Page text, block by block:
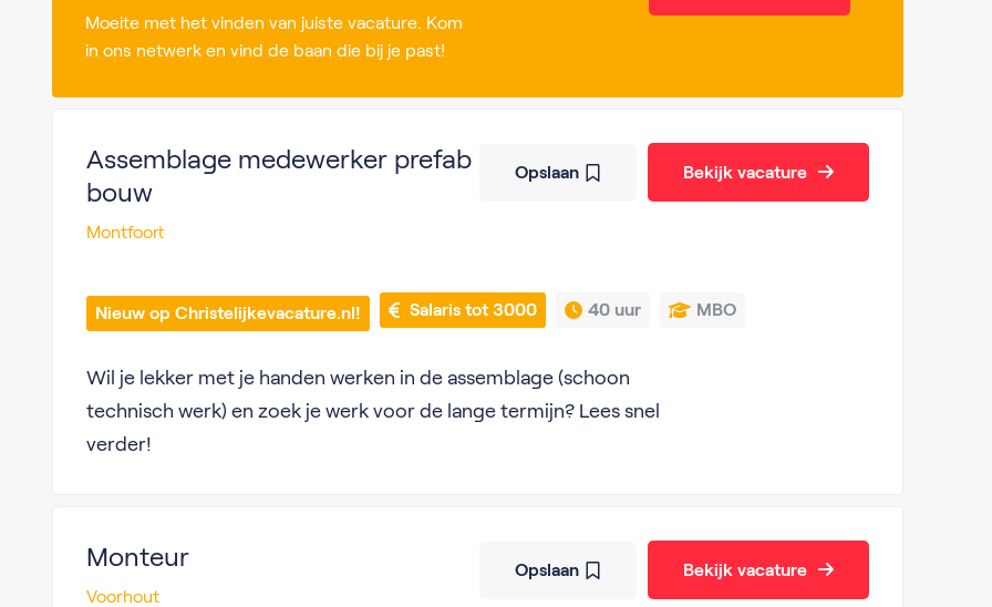
Moeite met het vinden van juiste vacature. Kom
in ons netwerk en vind de baan die bij je past!
Assemblage medewerker prefab
bouw
Montfoort
Nieuw op Christelijkevacature.nl! Salaris tot 3000 40 uur MBO
Wil je lekker met je handen werken in de assemblage (schoon
technisch werk) en zoek je werk voor de lange termijn? Lees snel
verder!
Opslaan Bekijk vacature
Monteur
Voorhout
Opslaan Bekijk vacature